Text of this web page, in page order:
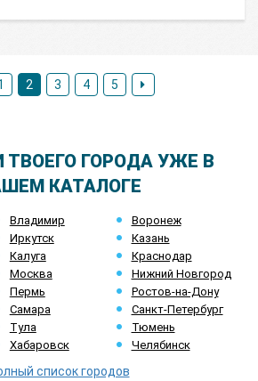
2 3 4 5
ГОРОДА УЖЕ В
КАТАЛОГЕ
Владимир
Воронеж
Иркутск
Казань
Калуга
Краснодар
Москва
Нижний Новгород
Пермь
Ростов-на-Дону
Самара
Санкт-Петербург
Тула
Тюмень
Хабаровск Челябинск
список городов